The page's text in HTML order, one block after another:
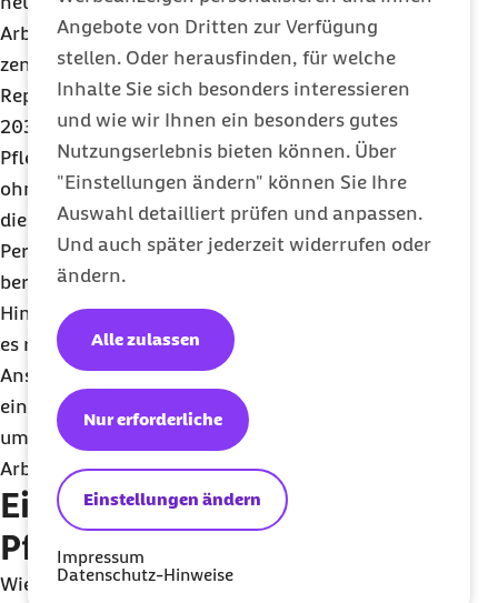
Angebote von Dritten zur Verfügung
stellen. Oder herausfinden, für welche
Inhalte Sie sich besonders interessieren
und wie wir Ihnen ein besonders gutes
Nutzungserlebnis bieten können. Über
"Einstellungen ändern" können Sie Ihre
Auswahl detailliert prüfen und anpassen.
Und auch später jederzeit widerrufen oder
ändern.
Einstellungen ändern
Nur erforderliche
Alle zulassen
Impressum
Datenschutz-Hinweise
Arbeitskräftemangel zu bekämpfen, muss ein
zentrales Anliegen werden“, so Rothgang. Den
Reportergebnissen zufolge fehlten bis zum Jahr
2030 etwa 81.000 Pflegefachkräfte, 87.000
Pflegehilfskräfte mit und 14.000 Pflegehilfskräfte
ohne Ausbildung. Dabei sei im stationären Bereich
die vollständige Umsetzung des
Personalbemessungsverfahrens noch gar nicht
berücksichtigt. Der Pflegeberuf müsse vor diesem
Hintergrund deutlich attraktiver werden. Daher sei
es richtig, geteilte Dienste abzuschaffen und den
Anspruch auf familienfreundliche Arbeitszeiten
einzuführen. Außerdem müsse mehr getan werden,
um die Belastungen dieser enorm anstrengenden
Arbeit abzufedern.
Eine Million
Pflegebedürftige in Heimen
Wie aus dem Barmer-Pflegereport weiter